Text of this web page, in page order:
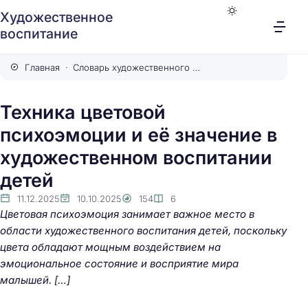
Художественное
воспитание
Главная Словарь художественного воспитания
Техника цветовой
психоэмоции и её значение в
художественном воспитании
детей
11.12.2025 10.10.2025 154 6
Цветовая психоэмоция занимает важное место в
области художественного воспитания детей, поскольку
цвета обладают мощным воздействием на
эмоциональное состояние и восприятие мира
малышей. […]